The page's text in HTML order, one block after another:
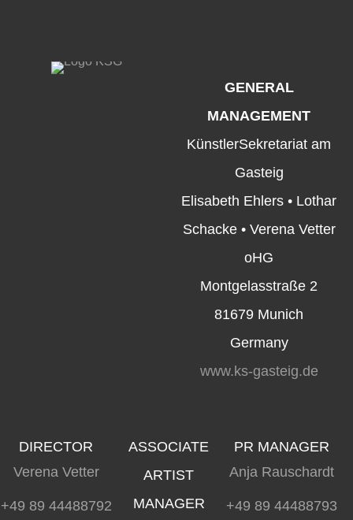
GENERAL
MANAGEMENT
KünstlerSekretariat am
Gasteig
Elisabeth Ehlers • Lothar
Schacke • Verena Vetter
oHG
Montgelasstraße 2
81679 Munich
Germany
www.ks-gasteig.de
DIRECTOR
Verena Vetter
+49 89 44488792
ASSOCIATE
ARTIST
MANAGER
PR MANAGER
Anja Rauschardt
+49 89 44488793